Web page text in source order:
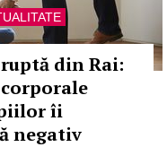
din Rai:
corporale
îi
negativ